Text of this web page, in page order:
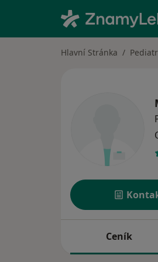
Hlavní Stránka Pediatr
Ceník